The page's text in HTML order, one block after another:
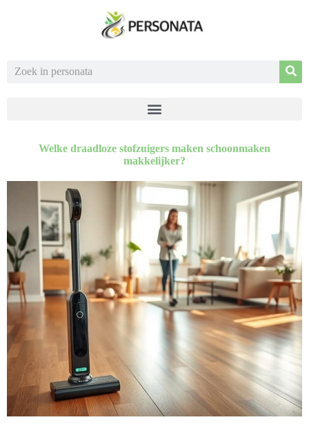
Welke draadloze stofzuigers maken schoonmaken
makkelijker?